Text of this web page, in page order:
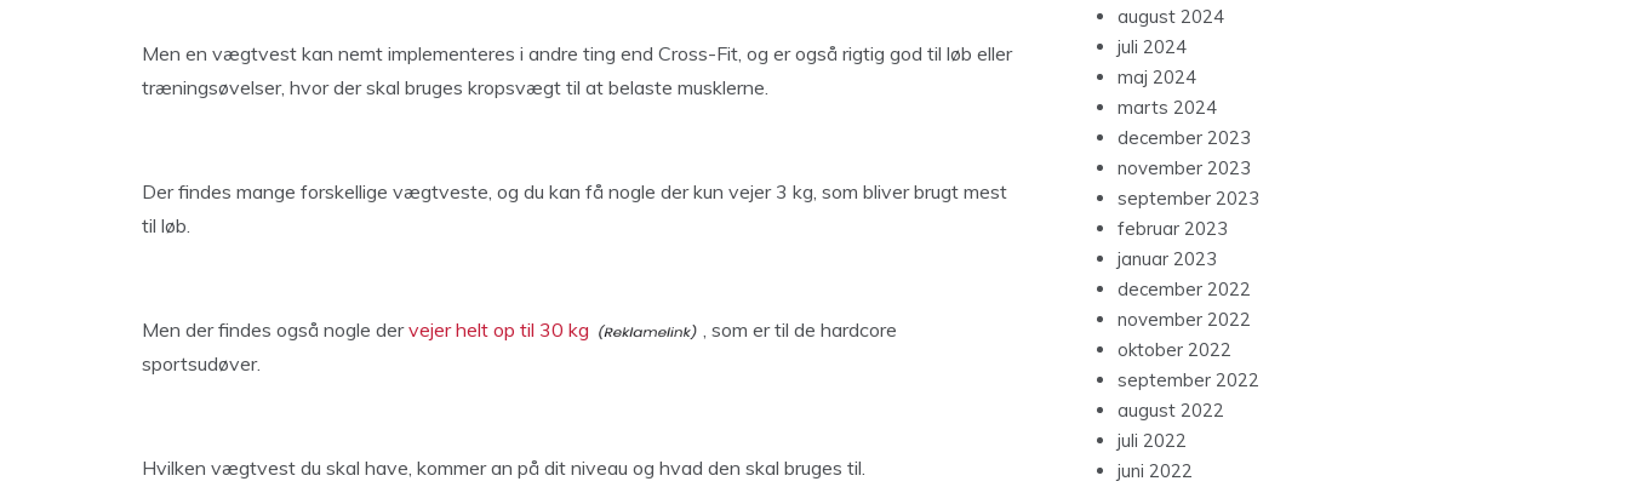
Men en vægtvest kan nemt implementeres i andre ting end Cross-Fit, og er også rigtig god til løb eller
træningsøvelser, hvor der skal bruges kropsvægt til at belaste musklerne.
Der findes mange forskellige vægtveste, og du kan få nogle der kun vejer 3 kg, som bliver brugt mest
til løb.
Men der findes også nogle dervejer helt op til 30 kg
, som er til de hardcore
sportsudøver.
Hvilken vægtvest du skal have, kommer an på dit niveau og hvad den skal bruges til.
august 2024
juli 2024
maj 2024
marts 2024
december 2023
november 2023
september 2023
februar 2023
januar 2023
december 2022
november 2022
oktober 2022
september 2022
august 2022
juli 2022
juni 2022